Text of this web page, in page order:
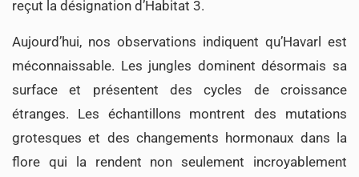
reçut la désignation d’Habitat 3.
Aujourd’hui, nos observations indiquent qu’Havarl est
méconnaissable. Les jungles dominent désormais sa
surface et présentent des cycles de croissance
étranges. Les échantillons montrent des mutations
grotesques et des changements hormonaux dans la
flore qui la rendent non seulement incroyablement